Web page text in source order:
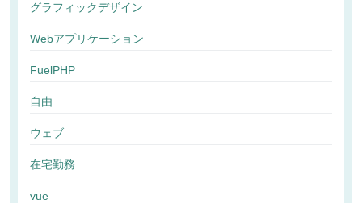
グラフィックデザイン
Webアプリケーション
FuelPHP
自由
ウェブ
在宅勤務
vue